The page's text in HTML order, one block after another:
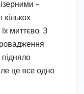
–
кількох
їх миттєво. З
підняло
це все одно